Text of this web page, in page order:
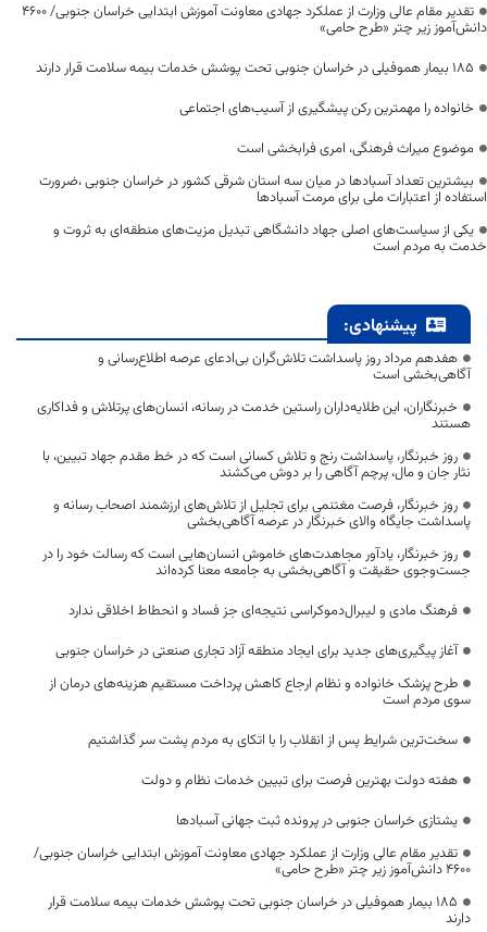
تقدیر مقام عالی وزارت از عملکرد جهادی معاونت آموزش ابتدایی خراسان جنوبی/ ۴۶۰۰
دانش‌آموز زیر چتر «طرح حامی»
۱۸۵ بیمار هموفیلی در خراسان جنوبی تحت پوشش خدمات بیمه سلامت قرار دارند
خانواده را مهمترین رکن پیشگیری از آسیب‌های اجتماعی
موضوع میراث فرهنگی، امری فرابخشی است
بیشترین تعداد آسبادها در میان سه استان شرقی کشور در خراسان جنوبی ،ضرورت
استفاده از اعتبارات ملی برای مرمت آسبادها
یکی از سیاست‌های اصلی جهاد دانشگاهی تبدیل مزیت‌های منطقه‌ای به ثروت و
خدمت به مردم است
پیشنهادی:
هفدهم مرداد روز پاسداشت تلاش‌گران بی‌ادعای عرصه اطلاع‌رسانی و
آگاهی‌بخشی است
خبرنگاران، این طلایه‌داران راستین خدمت در رسانه، انسان‌های پرتلاش و فداکاری
هستند
روز خبرنگار، پاسداشت رنج و تلاش کسانی است که در خط مقدم جهاد تبیین، با
نثار جان و مال، پرچم آگاهی را بر دوش می‌کشند
روز خبرنگار، فرصت مغتنمی برای تجلیل از تلاش‌های ارزشمند اصحاب رسانه و
پاسداشت جایگاه والای خبرنگار در عرصه آگاهی‌بخشی
روز خبرنگار، یادآور مجاهدت‌های خاموش انسان‌هایی است که رسالت خود را در
جست‌وجوی حقیقت و آگاهی‌بخشی به جامعه معنا کرده‌اند
فرهنگ مادی و لیبرال‌دموکراسی نتیجه‌ای جز فساد و انحطاط اخلاقی ندارد
آغاز پیگیری‌های جدید برای ایجاد منطقه آزاد تجاری صنعتی در خراسان جنوبی
طرح پزشک خانواده و نظام ارجاع کاهش پرداخت مستقیم هزینه‌های درمان از
سوی مردم است
سخت‌ترین شرایط پس از انقلاب را با اتکای به مردم پشت سر گذاشتیم
هفته دولت بهترین فرصت برای تبیین خدمات نظام و دولت
یشتازی خراسان جنوبی در پرونده ثبت جهانی آسبادها
تقدیر مقام عالی وزارت از عملکرد جهادی معاونت آموزش ابتدایی خراسان جنوبی/
۴۶۰۰ دانش‌آموز زیر چتر «طرح حامی»
۱۸۵ بیمار هموفیلی در خراسان جنوبی تحت پوشش خدمات بیمه سلامت قرار
دارند